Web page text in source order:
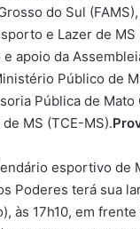
do Sul
e Lazer de
apoio da
Público de
Pública de Mato
MS (TCE-MS).
esportivo de
Poderes terá sua
às 17h10, em